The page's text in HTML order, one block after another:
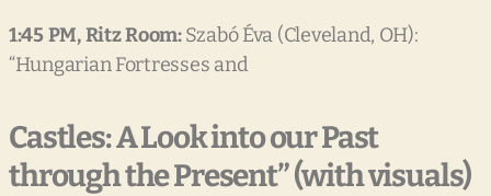
1:45PM,RitzRoom:Szabó Éva (Cleveland, OH):
“Hungarian Fortresses and
Castles: A Look into our Past
through the Present” (with visuals)